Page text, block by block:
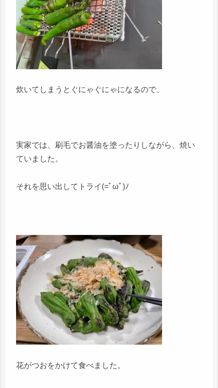
炊いてしまうとぐにゃぐにゃになるので、
実家では、刷毛でお醤油を塗ったりしながら、焼い
ていました。
それを思い出してトライ(=ﾟωﾟ)ﾉ
花がつおをかけて食べました。